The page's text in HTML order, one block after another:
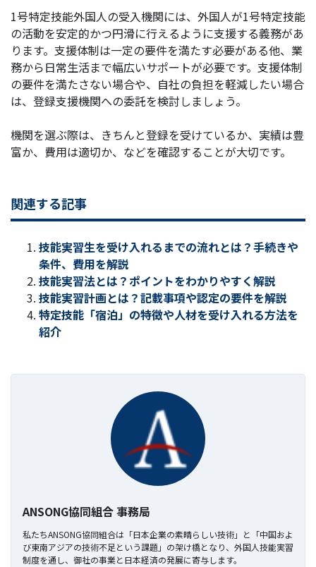
1号特定技能外国人の受入機関には、外国人が1号特定技能
の活動を安定的かつ円滑に行えるように支援する義務があ
ります。支援体制は一定の要件を満たす必要がある他、業
務から日常生活まで幅広いサポートが必要です。支援体制
の要件を満たさない場合や、自社の負担を軽減したい場合
は、登録支援機関への委託を検討しましょう。
機関を選ぶ際は、きちんと登録を受けているか、実績は豊
富か、費用は適切か、などを確認することが大切です。
関連する記事
技能実習生を受け入れるまでの流れとは？手続きや
条件、費用を解説
技能実習法とは？ポイントをわかりやすく解説
技能実習計画とは？記載事項や認定の要件を解説
特定技能「宿泊」の特徴や人材を受け入れる方法を
紹介
ANSONG協同組合 事務局
私たちANSONG協同組合は「日本企業の素晴らしい技術」と「中国およ
び東南アジアの技術不足という課題」の架け橋となり、外国人技能実習
制度を通し、御社の事業と日本経済の発展に寄与します。